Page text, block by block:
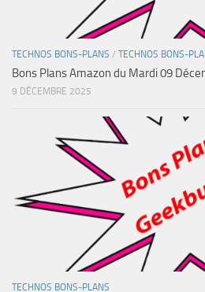
TECHNOS BONS-PLANS / TECHNOS BONS-
Bons Plans Amazon du Mardi 09
9 DÉCEMBRE 2025
TECHNOS BONS-PLANS